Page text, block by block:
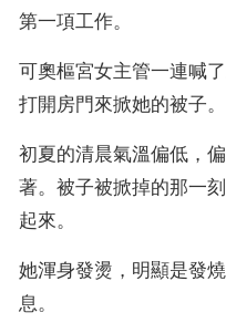
第一項工作。
可奧樞宮女主管一連喊
打開房門來掀她的被子。
初夏的清晨氣溫偏低，
著。被子被掀掉的那一
起來。
她渾身發燙，明顯是發
息。